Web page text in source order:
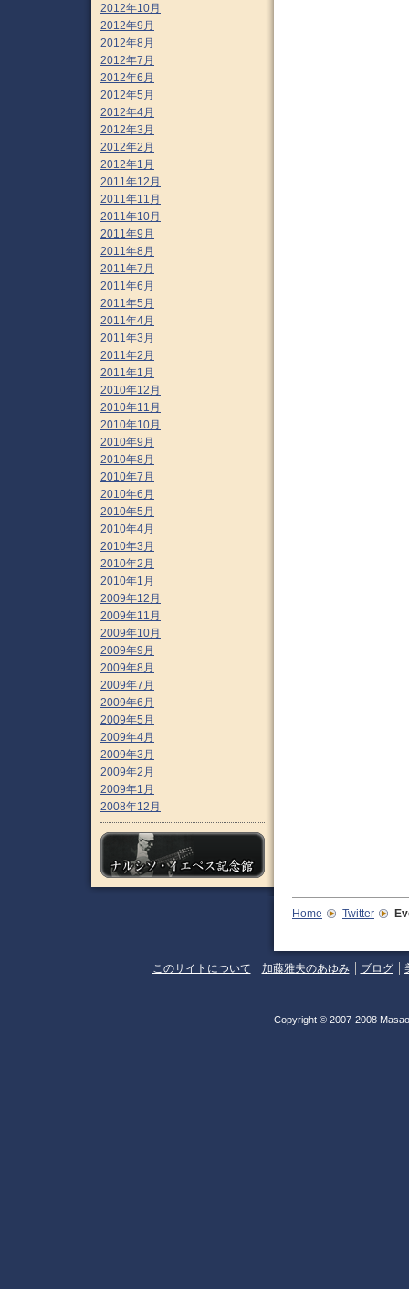
2012年10月
2012年9月
2012年8月
2012年7月
2012年6月
2012年5月
2012年4月
2012年3月
2012年2月
2012年1月
2011年12月
2011年11月
2011年10月
2011年9月
2011年8月
2011年7月
2011年6月
2011年5月
2011年4月
2011年3月
2011年2月
2011年1月
2010年12月
2010年11月
2010年10月
2010年9月
2010年8月
2010年7月
2010年6月
2010年5月
2010年4月
2010年3月
2010年2月
2010年1月
2009年12月
2009年11月
2009年10月
2009年9月
2009年8月
2009年7月
2009年6月
2009年5月
2009年4月
2009年3月
2009年2月
2009年1月
2008年12月
Home Twitter
このサイトについて 加藤雅夫のあゆみ ブログ
Copyright © 2007-2008